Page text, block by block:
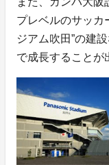
プレベルのサッカ
ジアム吹田”の建
で成長することが